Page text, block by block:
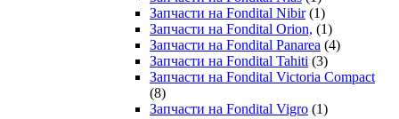
Запчасти на Fondital Nibir (1)
Запчасти на Fondital Orion, (1)
Запчасти на Fondital Panarea (4)
Запчасти на Fondital Tahiti (3)
Запчасти на Fondital Victoria Compact
(8)
Запчасти на Fondital Vigro (1)